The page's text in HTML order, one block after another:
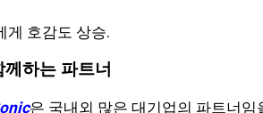
게 호감도 상승.
하는 파트너
은 국내외 많은 대기업의 파트너